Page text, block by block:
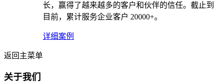
长，赢得了越来越多的客户和伙伴的信任。截止到
目前，累计服务企业客户 20000+。
详细案例
返回主菜单
关于我们